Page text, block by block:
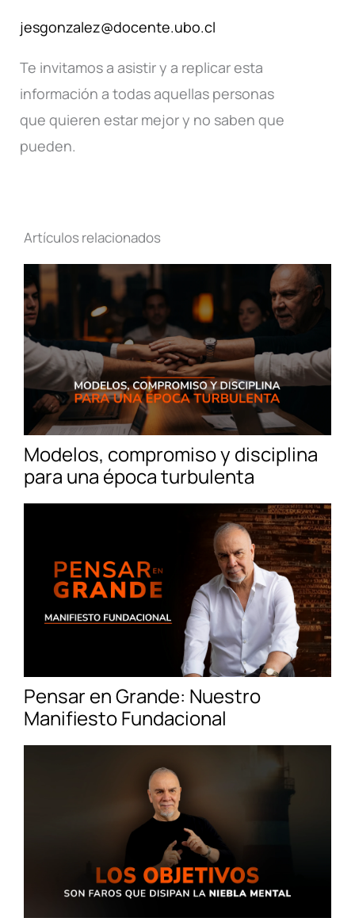
jesgonzalez@docente.ubo.cl
Te invitamos a asistir y a replicar esta
información a todas aquellas personas
que quieren estar mejor y no saben que
pueden.
Artículos relacionados
Modelos, compromiso y disciplina
para una época turbulenta
Pensar en Grande: Nuestro
Manifiesto Fundacional